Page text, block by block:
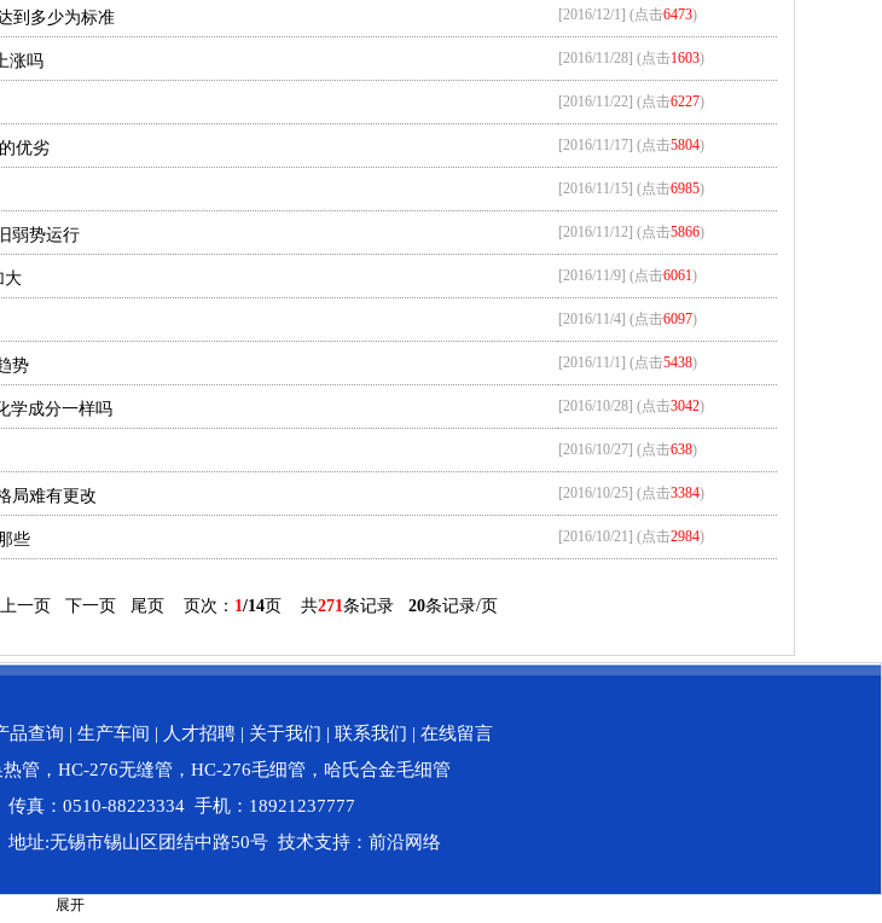
到多少为标准 [2016/12/1] (点击6473)
涨吗 [2016/11/28] (点击1603)
[2016/11/22] (点击6227)
优劣 [2016/11/17] (点击5804)
[2016/11/15] (点击6985)
弱势运行 [2016/11/12] (点击5866)
大 [2016/11/9] (点击6061)
[2016/11/4] (点击6097)
势 [2016/11/1] (点击5438)
学成分一样吗 [2016/10/28] (点击3042)
[2016/10/27] (点击638)
局难有更改 [2016/10/25] (点击3384)
些 [2016/10/21] (点击2984)
一页 下一页 尾页 页次： 1/14页 共271条记录 20条记录/页
品查询 | 生产车间 | 人才招聘| 关于我们 | 联系我们 | 在线留言
热管 ， HC-276无缝管 ， HC-276毛细管 ， 哈氏合金毛细管
真：0510-88223334 手机：18921237777
址:无锡市锡山区团结中路50号 技术支持： 前沿网络
展开